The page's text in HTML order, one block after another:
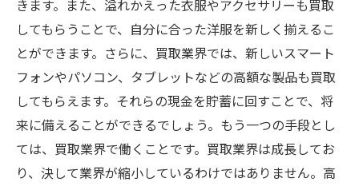
きます。また、溢れかえった衣服やアクセサリーも買取
してもらうことで、自分に合った洋服を新しく揃えるこ
とができます。さらに、買取業界では、新しいスマート
フォンやパソコン、タブレットなどの高額な製品も買取
してもらえます。それらの現金を貯蓄に回すことで、将
来に備えることができるでしょう。もう一つの手段とし
ては、買取業界で働くことです。買取業界は成長してお
り、決して業界が縮小しているわけではありません。高